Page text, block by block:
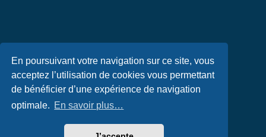
En poursuivant votre navigation sur ce site, vous
acceptez l’utilisation de cookies vous permettant
de bénéficier d’une expérience de navigation
optimale. En savoir plus…